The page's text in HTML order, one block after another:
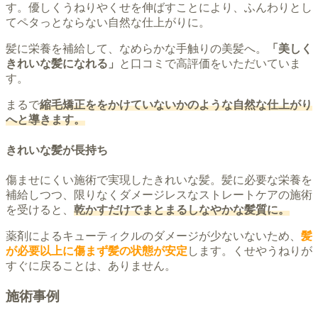
す。優しくうねりやくせを伸ばすことにより、ふんわりとし
てペタっとならない自然な仕上がりに。
髪に栄養を補給して、なめらかな手触りの美髪へ。
「美しく
きれいな髪になれる」
と口コミで高評価をいただいていま
す。
まるで縮毛矯正ををかけていないかのような自然な仕上がり
へと導きます。
きれいな髪が長持ち
傷ませにくい施術で実現したきれいな髪。髪に必要な栄養を
補給しつつ、限りなくダメージレスなストレートケアの施術
を受けると、 乾かすだけでまとまるしなやかな髪質に。
薬剤によるキューティクルのダメージが少ないないため、 髪
が必要以上に傷まず髪の状態が安定 します。くせやうねりが
すぐに戻ることは、ありません。
施術事例